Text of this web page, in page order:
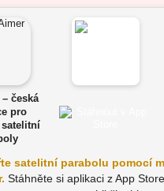
česká
pro
satelitní parabolu pomocí
Stáhněte si aplikaci z App